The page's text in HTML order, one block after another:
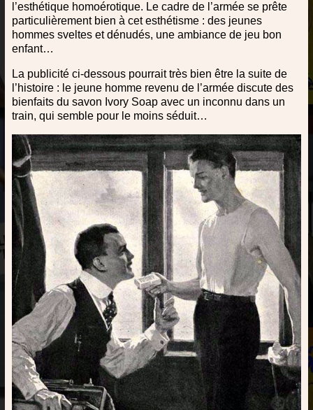
l’esthétique homoérotique. Le cadre de l’armée se prête
particulièrement bien à cet esthétisme : des jeunes
hommes sveltes et dénudés, une ambiance de jeu bon
enfant…
La publicité ci-dessous pourrait très bien être la suite de
l’histoire : le jeune homme revenu de l’armée discute des
bienfaits du savon Ivory Soap avec un inconnu dans un
train, qui semble pour le moins séduit…